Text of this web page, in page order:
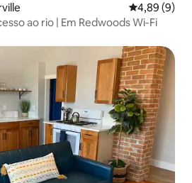
4,89 de uma
4,89 (9)
ao rio | Em Redwoods Wi-Fi